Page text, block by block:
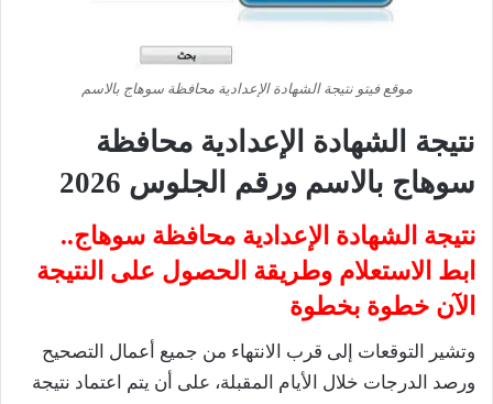
موقع فيتو نتيجة الشهادة الإعدادية محافظة سوهاج بالاسم
نتيجة الشهادة الإعدادية محافظة
سوهاج بالاسم ورقم الجلوس 2026
نتيجة الشهادة الإعدادية محافظة سوهاج..
ابط الاستعلام وطريقة الحصول على النتيجة
الآن خطوة بخطوة
وتشير التوقعات إلى قرب الانتهاء من جميع أعمال التصحيح
ورصد الدرجات خلال الأيام المقبلة، على أن يتم اعتماد نتيجة